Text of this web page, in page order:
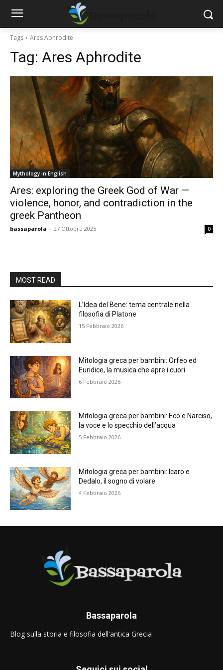
Tags Ares Aphrodite
Tag: Ares Aphrodite
Mythology in English
Ares: exploring the Greek God of War —
violence, honor, and contradiction in the
greek Pantheon
bassaparola - 27 Ottobre 2025 0
MOST READ
L’Idea del Bene: tema centrale nella
filosofia di Platone
15 Febbraio 2026
Mitologia greca per bambini: Orfeo ed
Euridice, la musica che apre i cuori
6 Febbraio 2026
Mitologia greca per bambini: Eco e Narciso,
la voce e lo specchio dell’acqua
5 Febbraio 2026
Mitologia greca per bambini: Icaro e
Dedalo, il sogno di volare
4 Febbraio 2026
Bassaparola
Blog sulla storia e filosofia dell'antica Grecia